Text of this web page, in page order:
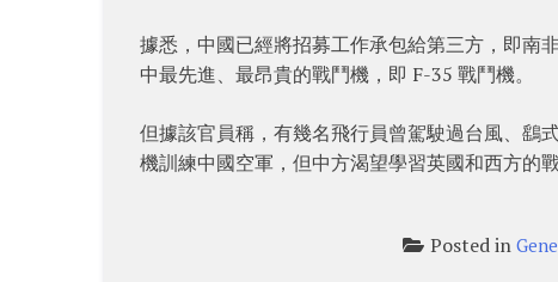
據悉，中國已經將招募工作承包給第三方，即南
中最先進、最昂貴的戰鬥機，即 F-35 戰鬥機。
但據該官員稱，有幾名飛行員曾駕駛過台風、鷂
機訓練中國空軍，但中方渴望學習英國和西方的戰
Posted in